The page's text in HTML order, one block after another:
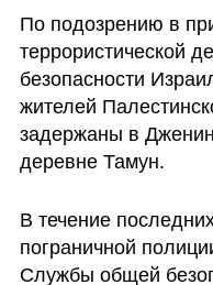
По подозрению в
террористической
безопасности
жителей
задержаны в
деревне Тамун.
В течение
пограничной
Службы общей